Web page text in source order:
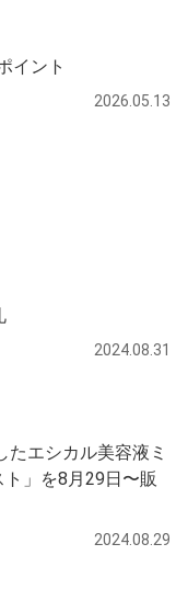
イント
2026.05.13
2024.08.31
たエシカル美容液ミ
ト」を8月29日〜販
2024.08.29